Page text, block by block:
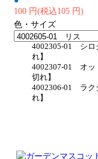
100 円(税込105 円)
色・サイズ
4002305-01 シロ
れ】
4002307-01 オッ
切れ】
4002306-01 ラク
れ】